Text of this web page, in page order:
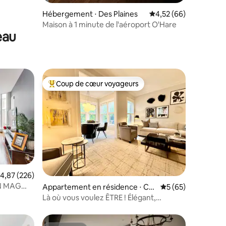
: 4,93 sur 5
Hébergement ⋅ Des Plaines Évaluation moyenne
4,52 (66)
Maison à 1 minute de l'aéroport O'Hare
: 4,95 sur 5
moyenne sur la base de 226 commentaires : 4,87 sur 5
4,87 (226)
MAG
Coups de cœur voyageurs les plus appréciés
Coup de cœur voyageurs
Appartement en résidence ⋅ Chi
cago
Évaluation
5 (65)
Là où vous voulez ÊTRE ! Élégant,